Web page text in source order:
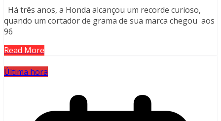
Há três anos, a Honda alcançou um recorde curioso,
quando um cortador de grama de sua marca chegou aos
96
Read More
Última hora